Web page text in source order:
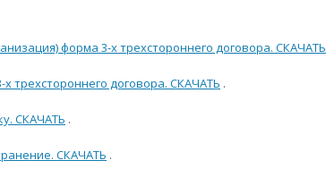
форма 3-х трехстороннего договора. СКАЧАТЬ
трехстороннего договора. СКАЧАТЬ .
СКАЧАТЬ .
СКАЧАТЬ .